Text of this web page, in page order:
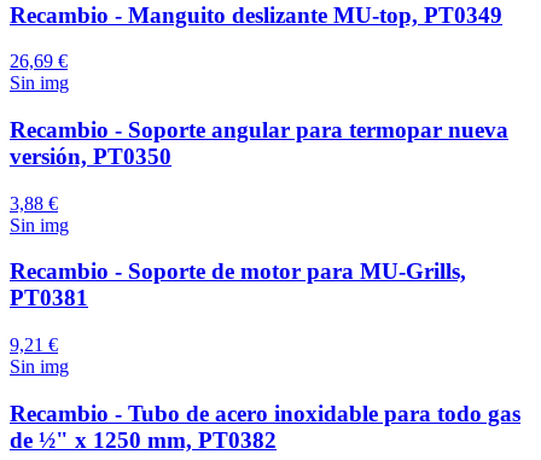
Recambio - Manguito deslizante MU-top, PT0349
26,69 €
Sin img
Recambio - Soporte angular para termopar nueva
versión, PT0350
3,88 €
Sin img
Recambio - Soporte de motor para MU-Grills,
PT0381
9,21 €
Sin img
Recambio - Tubo de acero inoxidable para todo gas
de ½" x 1250 mm, PT0382